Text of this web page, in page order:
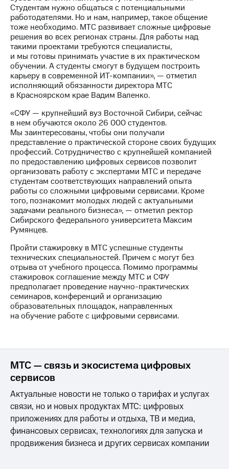
Информация
акционерам
Документы
ПАО
"МТС"
Собрания
акционеров
Личный
кабинет
акционера
Акционерный
капитал
Контроль
и
аудит
Рынок
акций
Описание
Программа
приобретения
Порядок
выкупа
акций
Дивиденды
Рынок
облигаций
Описание
Еврооблигации-2023
Уведомление
о
погашении
Другое
Регистратор
Реквизиты
Контакты
развитие
деловая этика
На главную
Студентам нужно общаться с потенциальными
работодателями. Но и нам, например, такое общение
тоже необходимо. МТС развивает сложные цифровые
решения во всех регионах страны. Для работы над
такими проектами требуются специалисты,
и мы готовы принимать участие в их практическом
обучении. А студенты смогут в будущем построить
карьеру в современной ИТ-компании», — отметил
исполняющий обязанности директора МТС
в Красноярском крае Вадим Валенко.
«СФУ — крупнейший вуз Восточной Сибири, сейчас
в нем обучаются около 26 000 студентов.
Мы заинтересованы, чтобы они получали
представление о практической стороне своих будущих
профессий. Сотрудничество с крупнейшей компанией
по предоставлению цифровых сервисов позволит
организовать работу с экспертами МТС и передаче
студентам соответствующих направлений опыта
работы со сложными цифровыми сервисами. Кроме
того, познакомит молодых людей с актуальными
задачами реального бизнеса», — отметил ректор
Сибирского федерального университета Максим
Румянцев.
Пройти стажировку в МТС успешные студенты
технических специальностей. Причем с могут без
отрыва от учебного процесса. Помимо программы
стажировок соглашение между МТС и СФУ
предполагает проведение научно-практических
семинаров, конференций и организацию
образовательных площадок, направленных
на обучение работе с цифровыми сервисами.
МТС — связь и экосистема цифровых
сервисов
Актуальные новости не только о тарифах и услугах
связи, но и новых продуктах МТС: цифровых
приложениях для работы и отдыха, ТВ и медиа,
финансовых сервисах, технологиях для запуска и
продвижения бизнеса и других сервисах компании